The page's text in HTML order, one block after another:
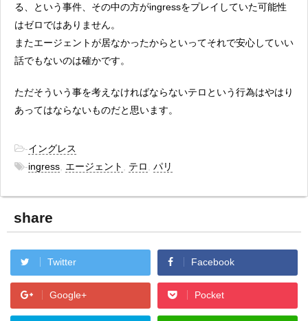
る、という事件、その中の方がingressをプレイしていた可能性
はゼロではありません。
またエージェントが居なかったからといってそれで安心していい
話でもないのは確かです。
ただそういう事を考えなければならないテロという行為はやはり
あってはならないものだと思います。
-イングレス
-ingress エージェント テロ パリ
share
Twitter Facebook
Google+ Pocket